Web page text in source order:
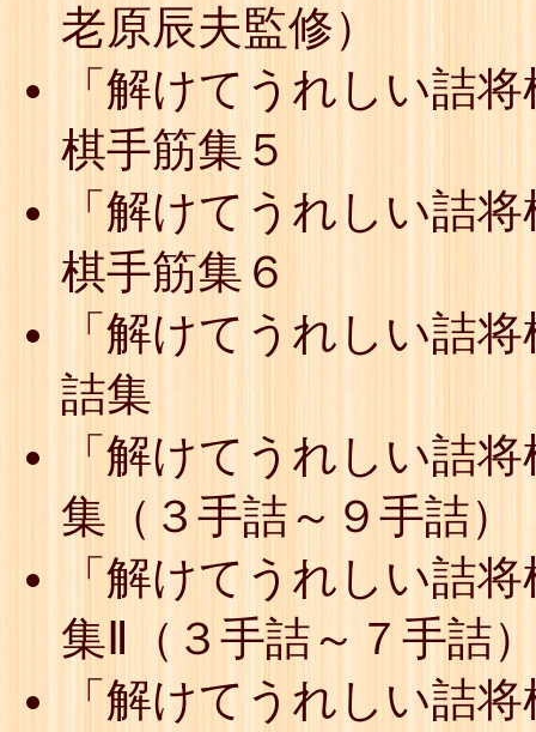
老原辰夫監修）
「解けてうれしい詰
棋手筋集５
「解けてうれしい詰
棋手筋集６
「解けてうれしい詰
詰集
「解けてうれしい詰
集（３手詰～９手詰）
「解けてうれしい詰
集Ⅱ（３手詰～７手詰
「解けてうれしい詰